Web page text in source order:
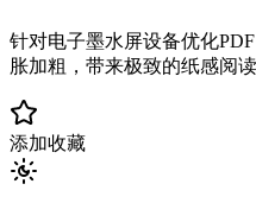
针对电子墨水屏设备优化
胀加粗，带来极致的纸感阅读
添加收藏